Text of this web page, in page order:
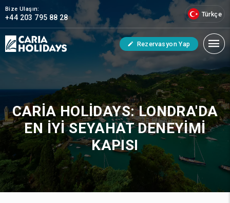
Bize Ulaşın:
+44 203 795 88 28 Türkçe
Rezervasyon Yap
CARIA HOLIDAYS: LONDRA'DA
EN İYI SEYAHAT DENEYIMI
KAPISI